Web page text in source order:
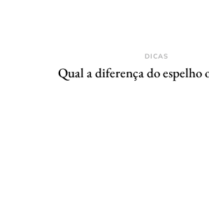
DICAS
Qual a diferença do espelho